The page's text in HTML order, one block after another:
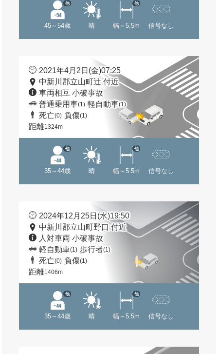
45～54歳
他
晴 幅～5.5m
他
信号なし
2021年4月2日(金)07:25
中新川郡立山町辻 付近
車両相互 小破事故
普通乗用車(1) 軽自動車(1)
死亡(0) 負傷(1)
距離1324m
35～44歳
他
晴 幅～5.5m
他
信号なし
2024年12月25日(水)19:50
中新川郡立山町野口 付近
人対車両 小破事故
軽自動車(1) 歩行者(1)
死亡(0) 負傷(1)
距離1406m
35～44歳
他
晴 幅～5.5m
他
信号なし